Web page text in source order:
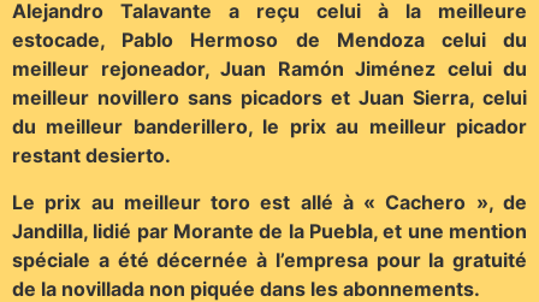
Alejandro Talavante a reçu celui à la meilleure
estocade, Pablo Hermoso de Mendoza celui du
meilleur rejoneador, Juan Ramón Jiménez celui du
meilleur novillero sans picadors et Juan Sierra, celui
du meilleur banderillero, le prix au meilleur picador
restant desierto.
Le prix au meilleur toro est allé à « Cachero », de
Jandilla, lidié par Morante de la Puebla, et une mention
spéciale a été décernée à l’empresa pour la gratuité
de la novillada non piquée dans les abonnements.